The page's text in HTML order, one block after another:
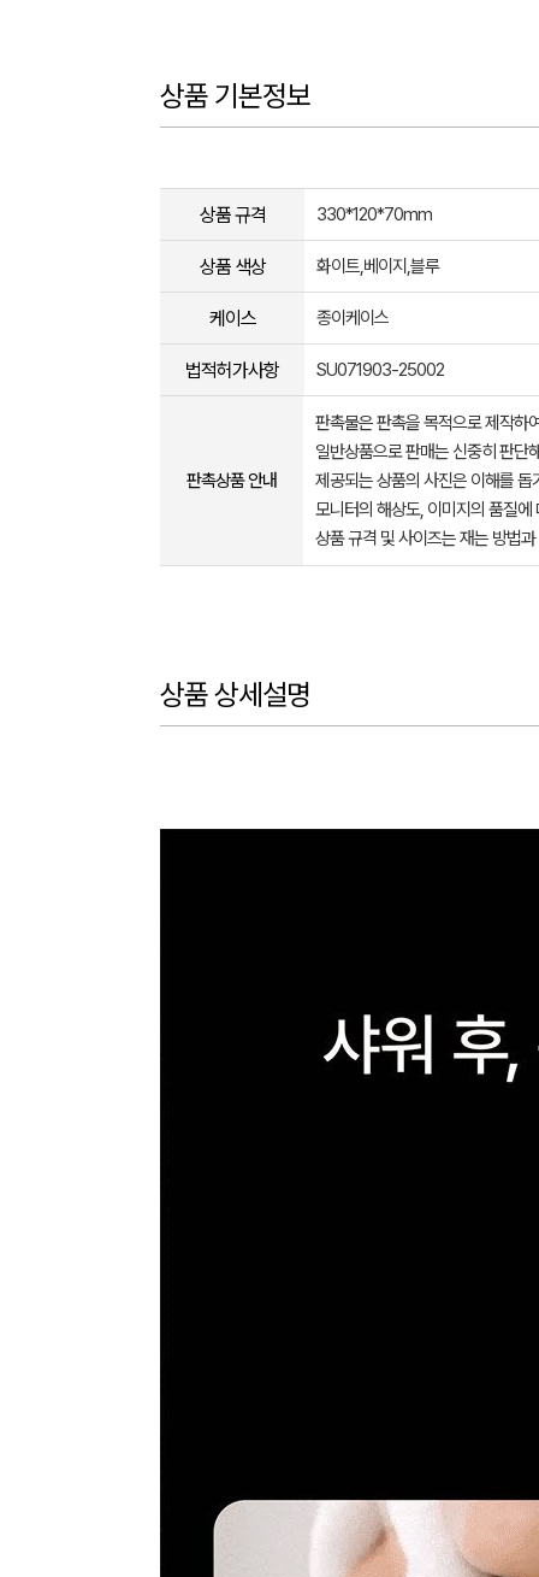
상품 기본정보
상품 규격 330*120*70mm
상품 색상 화이트,베이지,블루
케이스 종이케이스
법적허가사항 SU071903-25002
판촉상품 안내
판촉물은 판촉을 목적으로 제작하
일반상품으로 판매는 신중히 판단
제공되는 상품의 사진은 이해를
모니터의 해상도, 이미지의 품질
상품 규격 및 사이즈는 재는 방법
상품 상세설명